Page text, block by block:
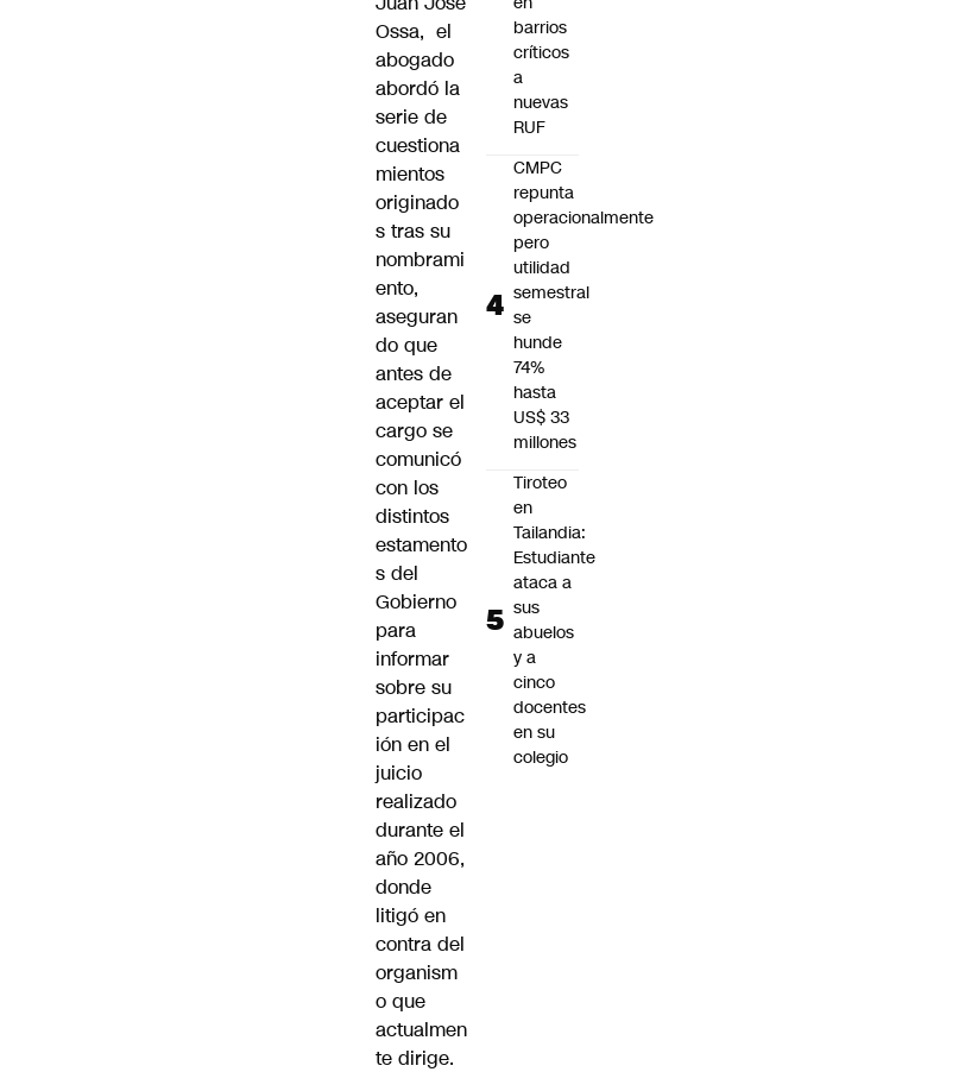
Ossa, el
abogado
abordó la
serie de
cuestiona
mientos
originado
s tras su
nombrami
ento,
aseguran
do que
antes de
aceptar el
cargo se
comunicó
con los
distintos
estamento
s del
Gobierno
para
informar
sobre su
participac
ión en el
juicio
realizado
durante el
año 2006,
donde
litigó en
contra del
organism
o que
actualmen
te dirige.
barrios
críticos
a
nuevas
RUF
CMPC
repunta
operacionalmente
pero
utilidad
semestral
se
hunde
74%
hasta
US$ 33
millones
Tiroteo
en
Tailandia:
Estudiante
ataca a
sus
abuelos
y a
cinco
docentes
en su
colegio